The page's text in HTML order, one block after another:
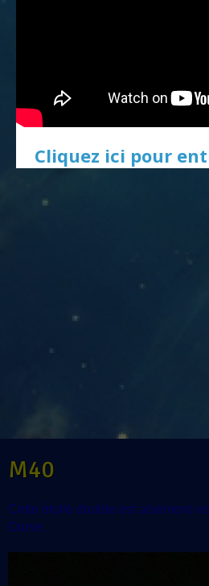
M40
Cette étoile double est aisément
Ourse.
Cliquez ici pour